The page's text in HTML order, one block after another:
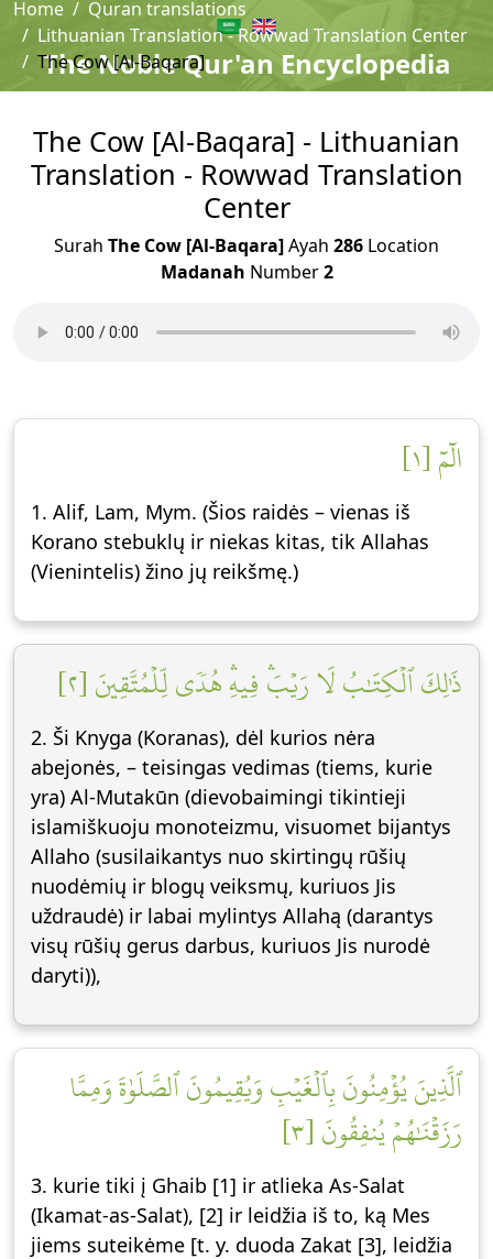
The Noble Qur'an Encyclopedia
Home
Quran translations
Lithuanian Translation - Rowwad Translation Center
The Cow [Al-Baqara]
The Cow [Al-Baqara] - Lithuanian
Translation - Rowwad Translation
Center
Surah The Cow [Al-Baqara]Ayah 286 Location
Madanah Number2
الٓمٓ [١]
1. Alif, Lam, Mym. (Šios raidės – vienas iš
Korano stebuklų ir niekas kitas, tik Allahas
(Vienintelis) žino jų reikšmę.)
ذَٰلِكَ ٱلۡكِتَٰبُ لَا رَيۡبَۛ فِيهِۛ هُدٗى لِّلۡمُتَّقِينَ [٢]
2. Ši Knyga (Koranas), dėl kurios nėra
abejonės, – teisingas vedimas (tiems, kurie
yra) Al-Mutakūn (dievobaimingi tikintieji
islamiškuoju monoteizmu, visuomet bijantys
Allaho (susilaikantys nuo skirtingų rūšių
nuodėmių ir blogų veiksmų, kuriuos Jis
uždraudė) ir labai mylintys Allahą (darantys
visų rūšių gerus darbus, kuriuos Jis nurodė
daryti)),
ٱلَّذِينَ يُؤۡمِنُونَ بِٱلۡغَيۡبِ وَيُقِيمُونَ ٱلصَّلَوٰةَ وَمِمَّا
رَزَقۡنَٰهُمۡ يُنفِقُونَ [٣]
3. kurie tiki į Ghaib [1] ir atlieka As-Salat
(Ikamat-as-Salat), [2] ir leidžia iš to, ką Mes
jiems suteikėme [t. y. duoda Zakat [3], leidžia